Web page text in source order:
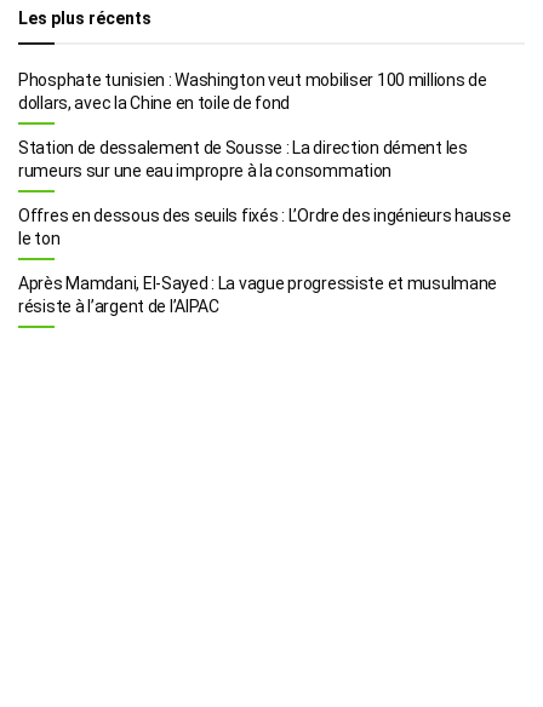
Les plus récents
Phosphate tunisien : Washington veut mobiliser 100 millions de
dollars, avec la Chine en toile de fond
Station de dessalement de Sousse : La direction dément les
rumeurs sur une eau impropre à la consommation
Offres en dessous des seuils fixés : L’Ordre des ingénieurs hausse
le ton
Après Mamdani, El-Sayed : La vague progressiste et musulmane
résiste à l’argent de l’AIPAC